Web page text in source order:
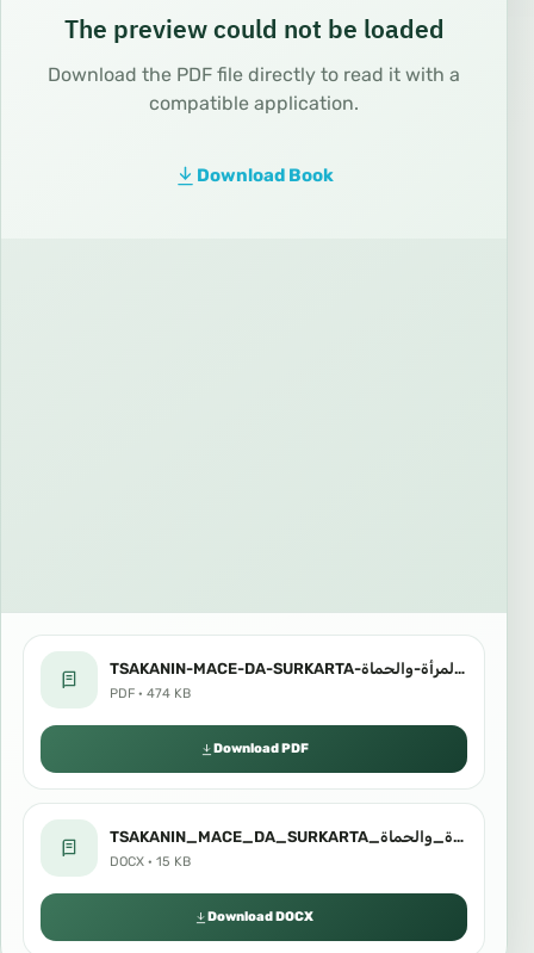
The preview could not be loaded
Download the PDF file directly to read it with a
compatible application.
Download Book
TSAKANIN-MACE-DA-SURKARTA-بين-المرأة-والحماة.pdf
PDF · 474 KB
Download PDF
TSAKANIN_MACE_DA_SURKARTA_بين_المرأة_والحماة.docx
DOCX · 15 KB
Download DOCX